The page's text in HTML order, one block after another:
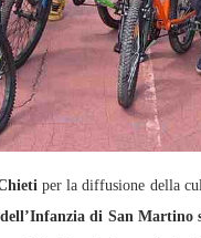
per la diffusione della
di San Martino